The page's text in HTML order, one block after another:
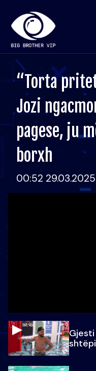
“Torta
Jozi
pagese, ju
borxh
00:52 29.03.2025
shtëpi